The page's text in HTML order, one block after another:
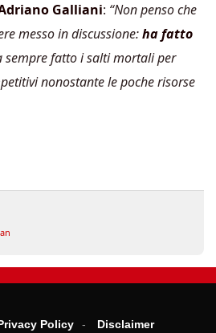
Galliani: “Non penso che
messo in discussione:ha fatto
sempre fatto i salti mortali per
nonostante le poche risorse
Policy Disclaimer